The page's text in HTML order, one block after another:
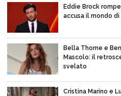
Eddie Brock
accusa il mondo di
Bella Thorne e
Mascolo: il
svelato
Cristina Marino e